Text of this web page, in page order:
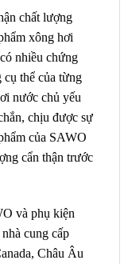
chất lượng
xông hơi
nhiều chứng
cụ thể của từng
nước chủ yếu
chịu được sự
của SAWO
cẩn thận trước
và phụ kiện
cung cấp
Châu Âu